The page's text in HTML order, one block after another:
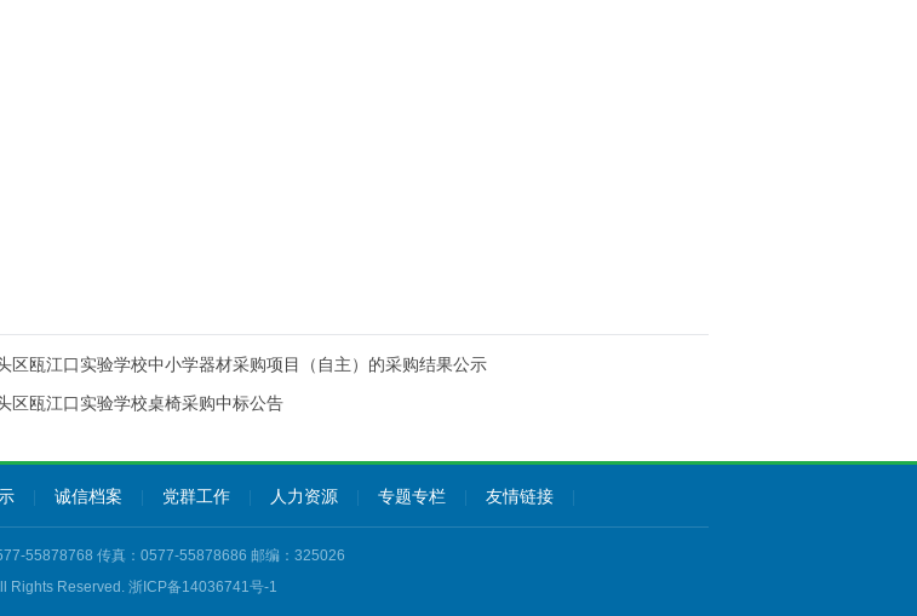
区瓯江口实验学校中小学器材采购项目（自主）的采购结果公示
区瓯江口实验学校桌椅采购中标公告
诚信档案 党群工作 人力资源 专题专栏 友情链接
55878768 传真：0577-55878686 邮编：325026
Rights Reserved. 浙ICP备14036741号-1